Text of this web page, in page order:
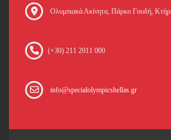
Oλυμπιακά Ακίνητα, Πάρκο Γουδή,
(+30) 211 2011 000
info@specialolympicshellas.gr